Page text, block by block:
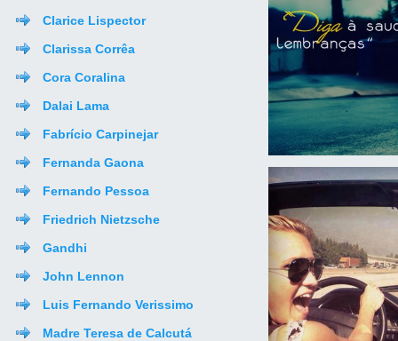
Clarice Lispector
Clarissa Corrêa
Cora Coralina
Dalai Lama
Fabrício Carpinejar
Fernanda Gaona
Fernando Pessoa
Friedrich Nietzsche
Gandhi
John Lennon
Luis Fernando Verissimo
Madre Teresa de Calcutá